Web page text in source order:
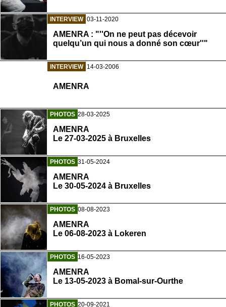
INTERVIEW 03-11-2020
AMENRA : "''On ne peut pas décevoir
quelqu’un qui nous a donné son cœur''"
INTERVIEW 14-03-2006
AMENRA
PHOTOS 28-03-2025
AMENRA
Le 27-03-2025 à Bruxelles
PHOTOS 31-05-2024
AMENRA
Le 30-05-2024 à Bruxelles
PHOTOS 08-08-2023
AMENRA
Le 06-08-2023 à Lokeren
PHOTOS 16-05-2023
AMENRA
Le 13-05-2023 à Bomal-sur-Ourthe
PHOTOS 20-09-2021